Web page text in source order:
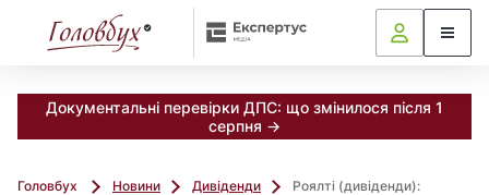
Документальні перевірки ДПС: що змінилося після 1
серпня →
Головбух Новини Дивіденди
Роялті (дивіденди):